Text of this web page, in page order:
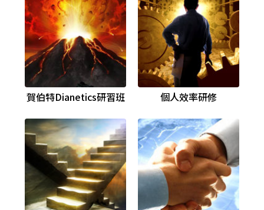
賀伯特Dianetics研習班 個人效率研修